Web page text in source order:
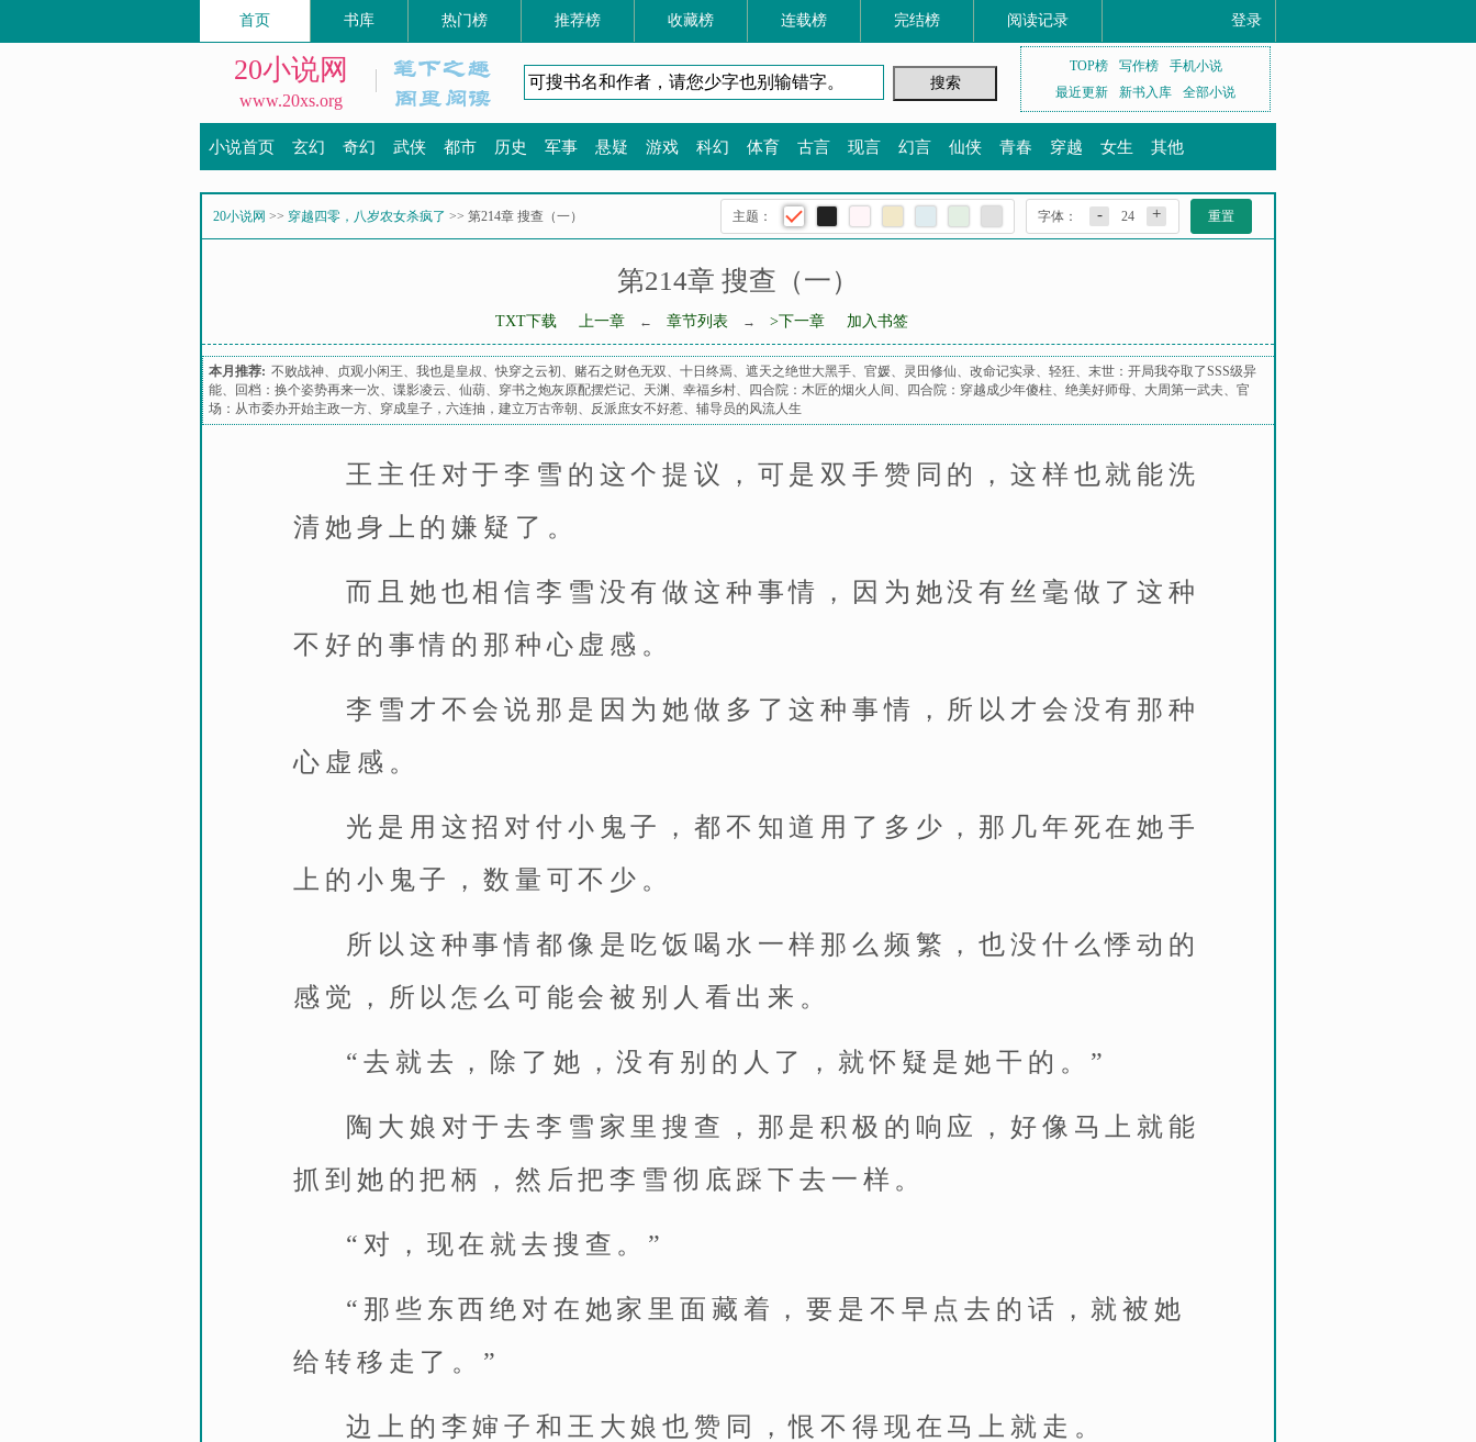
首页 书库 热门榜 推荐榜 收藏榜 连载榜 完结榜 阅读记录 登录
20小说网
www.20xs.org
TOP榜 写作榜
手机小说
最近更新
新书入库 全部小说
小说首页 玄幻 奇幻 武侠 都市 历史 军事 悬疑 游戏 科幻 体育 古言 现言 幻言 仙侠 青春 穿越 女生 其他
20小说网 >> 穿越四零，八岁农女杀疯了 >> 第214章 搜查（一） 主题： 字体： - 24 + 重置
第214章 搜查（一）
TXT下载 上一章 ← 章节列表 → >下一章 加入书签
本月推荐: 不败战神、 贞观小闲王、 我也是皇叔、快穿之云初、 赌石之财色无双、 十日终焉、 遮天之绝世大黑手、 官媛、 灵田修仙、 改命记实录、 轻狂、 末世：开局我夺取了SSS级异
能、 回档：换个姿势再来一次、 谍影凌云、 仙葫、 穿书之炮灰原配摆烂记、 天渊 、 幸福乡村、 四合院：木匠的烟火人间 、 四合院：穿越成少年傻柱、 绝美好师母、 大周第一武夫、 官
场：从市委办开始主政一方、 穿成皇子，六连抽，建立万古帝朝 、 反派庶女不好惹、 辅导员的风流人生
王主任对于李雪的这个提议，可是双手赞同的，这样也就能洗
清她身上的嫌疑了。
而且她也相信李雪没有做这种事情，因为她没有丝毫做了这种
不好的事情的那种心虚感。
李雪才不会说那是因为她做多了这种事情，所以才会没有那种
心虚感。
光是用这招对付小鬼子，都不知道用了多少，那几年死在她手
上的小鬼子，数量可不少。
所以这种事情都像是吃饭喝水一样那么频繁，也没什么悸动的
感觉，所以怎么可能会被别人看出来。
“去就去，除了她，没有别的人了，就怀疑是她干的。”
陶大娘对于去李雪家里搜查，那是积极的响应，好像马上就能
抓到她的把柄，然后把李雪彻底踩下去一样。
“对，现在就去搜查。”
“那些东西绝对在她家里面藏着，要是不早点去的话，就被她
给转移走了。”
边上的李婶子和王大娘也赞同，恨不得现在马上就走。